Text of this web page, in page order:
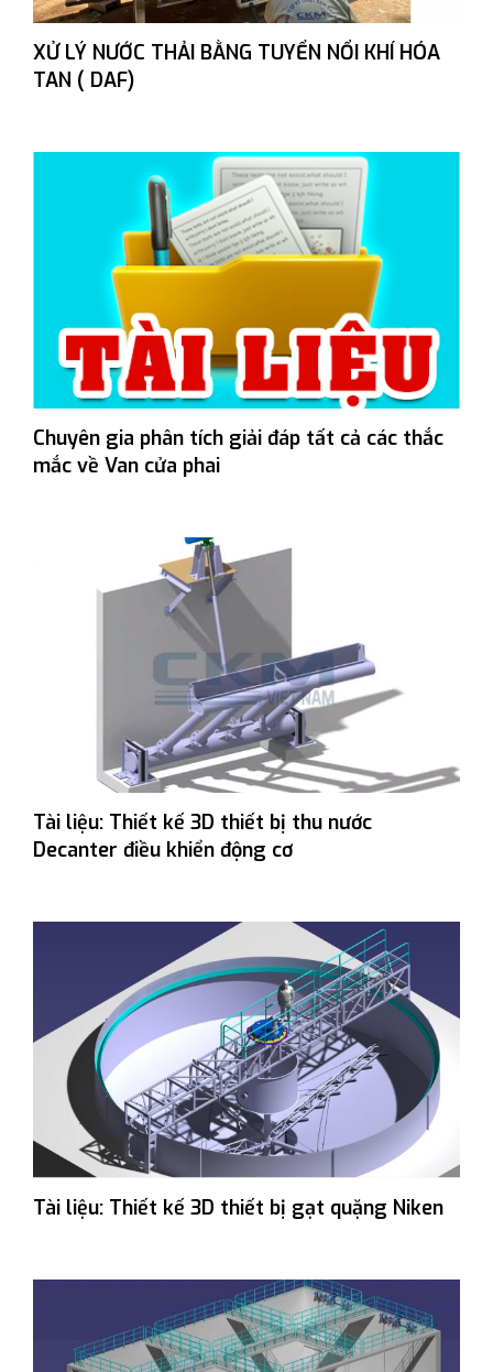
XỬ LÝ NƯỚC THẢI BẰNG TUYỂN NỔI KHÍ HÓA
TAN ( DAF)
Chuyên gia phân tích giải đáp tất cả các thắc
mắc về Van cửa phai
Tài liệu: Thiết kế 3D thiết bị thu nước
Decanter điều khiển động cơ
Tài liệu: Thiết kế 3D thiết bị gạt quặng Niken